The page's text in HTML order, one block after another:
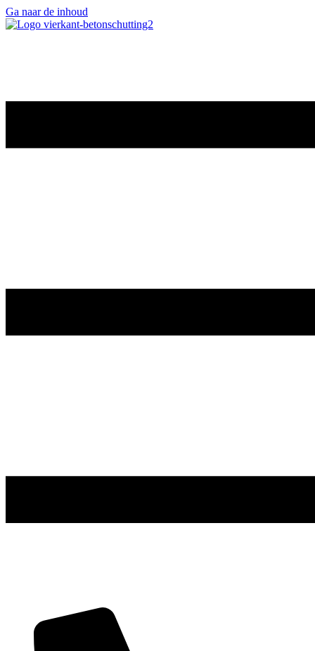
Ga naar de inhoud